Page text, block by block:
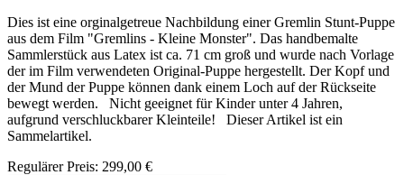
Dies ist eine orginalgetreue Nachbildung einer Gremlin Stunt-Puppe
aus dem Film "Gremlins - Kleine Monster". Das handbemalte
Sammlerstück aus Latex ist ca. 71 cm groß und wurde nach Vorlage
der im Film verwendeten Original-Puppe hergestellt. Der Kopf und
der Mund der Puppe können dank einem Loch auf der Rückseite
bewegt werden. Nicht geeignet für Kinder unter 4 Jahren,
aufgrund verschluckbarer Kleinteile! Dieser Artikel ist ein
Sammelartikel.
Regulärer Preis: 299,00 €